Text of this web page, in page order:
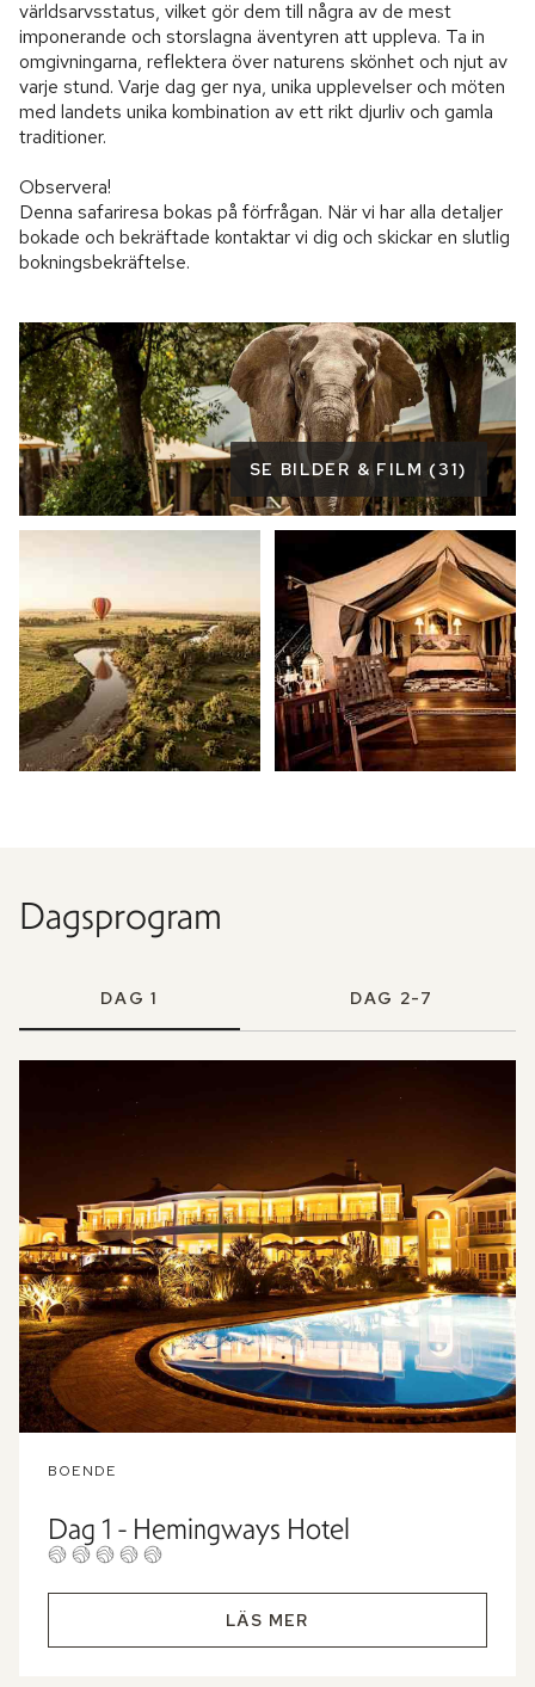
världsarvsstatus, vilket gör dem till några av de mest
imponerande och storslagna äventyren att uppleva. Ta in
omgivningarna, reflektera över naturens skönhet och njut av
varje stund. Varje dag ger nya, unika upplevelser och möten
med landets unika kombination av ett rikt djurliv och gamla
traditioner.
Observera!
Denna safariresa bokas på förfrågan. När vi har alla detaljer
bokade och bekräftade kontaktar vi dig och skickar en slutlig
bokningsbekräftelse.
SE BILDER & FILM (31)
Dagsprogram
DAG 1 DAG 2-7
BOENDE
Dag 1 - Hemingways Hotel
LÄS MER